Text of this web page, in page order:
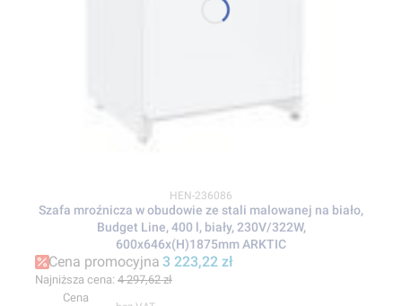
Kod produktu
HEN-236086
Szafa mroźnicza w obudowie ze stali malowanej na biało,
Budget Line, 400 l, biały, 230V/322W,
600x646x(H)1875mm ARKTIC
Cena promocyjna 3 223,22 zł
Najniższa cena: 4 297,62 zł
Cena